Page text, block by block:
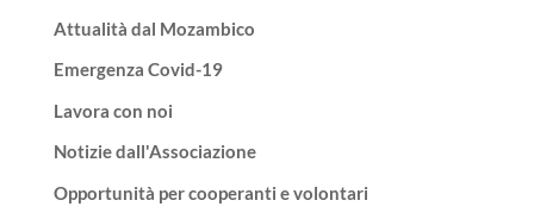
Attualità dal Mozambico
Emergenza Covid-19
Lavora con noi
Notizie dall'Associazione
Opportunità per cooperanti e volontari